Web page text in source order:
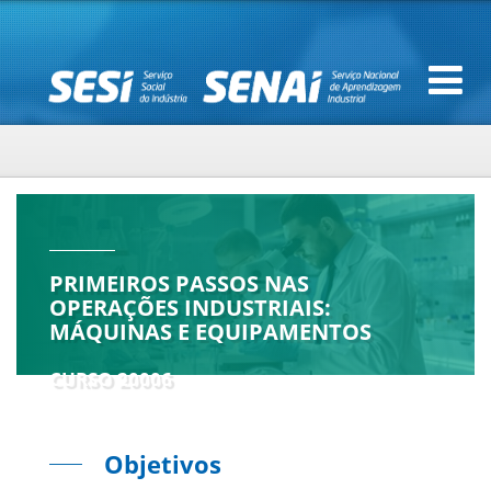
PRIMEIROS PASSOS NAS
OPERAÇÕES INDUSTRIAIS:
MÁQUINAS E EQUIPAMENTOS
CURSO 20006
Objetivos